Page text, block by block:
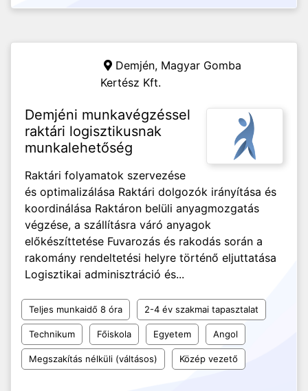
Demjén, Magyar Gomba
Kertész Kft.
Demjéni munkavégzéssel
raktári logisztikusnak
munkalehetőség
Raktári folyamatok szervezése
és optimalizálása Raktári dolgozók irányítása és
koordinálása Raktáron belüli anyagmozgatás
végzése, a szállításra váró anyagok
előkészíttetése Fuvarozás és rakodás során a
rakomány rendeltetési helyre történő eljuttatása
Logisztikai adminisztráció és...
Teljes munkaidő 8 óra 2-4 év szakmai tapasztalat
Technikum Főiskola Egyetem Angol
Megszakítás nélküli (váltásos) Közép vezető